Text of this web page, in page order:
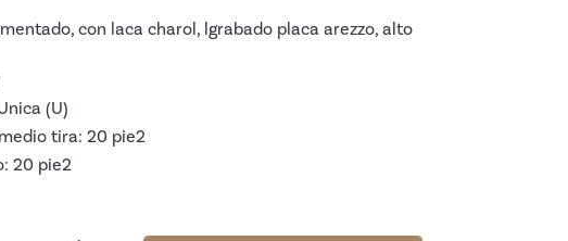
con laca charol, lgrabado placa arezzo, alto
(U)
tira: 20 pie2
20 pie2